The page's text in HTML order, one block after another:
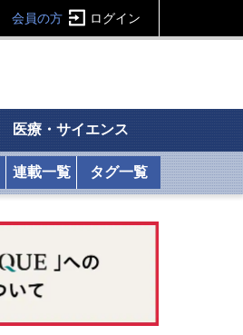
会員の方 ログイン
医療・サイエンス
連載一覧 タグ一覧